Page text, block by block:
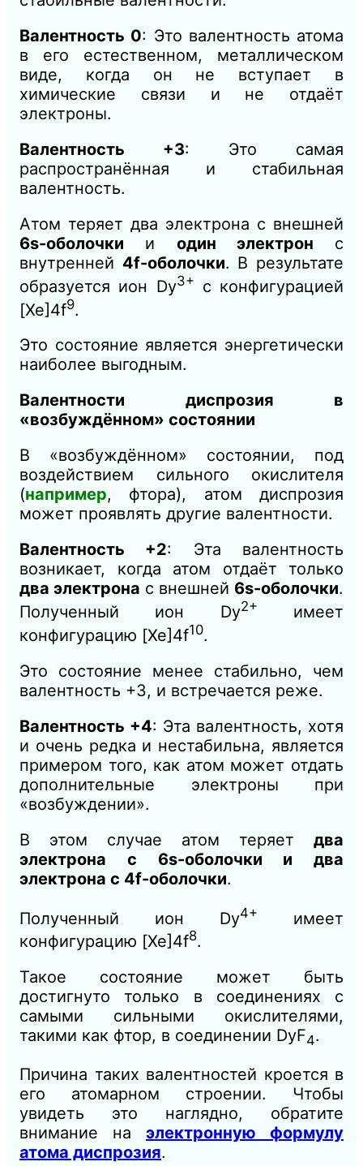
Валентность 0: Это валентность атома
в его естественном, металлическом
виде, когда он не вступает в
химические связи и не отдаёт
электроны.
Валентность +3: Это самая
распространённая и стабильная
валентность.
Атом теряет два электрона с внешней
6s-оболочки и один электрон с
внутренней 4f-оболочки. В результате
образуется ион Dy3+ с конфигурацией
[Xe]4f9.
Это состояние является энергетически
наиболее выгодным.
Валентности диспрозия в
«возбуждённом» состоянии
В «возбуждённом» состоянии, под
воздействием сильного окислителя
(например, фтора), атом диспрозия
может проявлять другие валентности.
Валентность +2: Эта валентность
возникает, когда атом отдаёт только
два электрона с внешней 6s-оболочки.
Полученный ион Dy2+
имеет
конфигурацию [Xe]4f10.
Это состояние менее стабильно, чем
валентность +3, и встречается реже.
Валентность +4: Эта валентность, хотя
и очень редка и нестабильна, является
примером того, как атом может отдать
дополнительные электроны при
«возбуждении».
В этом случае атом теряет два
электрона с 6s-оболочки и два
электрона с 4f-оболочки.
Полученный ион Dy4+
имеет
конфигурацию [Xe]4f8.
Такое состояние может быть
достигнуто только в соединениях с
самыми сильными окислителями,
такими как фтор, в соединении DyF4​.
Причина таких валентностей кроется в
его атомарном строении. Чтобы
увидеть это наглядно, обратите
внимание на электронную формулу
атома диспрозия.